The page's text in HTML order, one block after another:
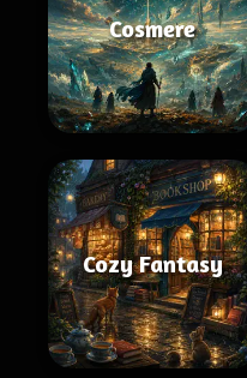
Cosmere
Cozy Fantasy